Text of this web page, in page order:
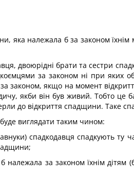
яка належала б за законом їхнім
двоюрідні брати та сестри
за законом ні при яких
законом, якщо на момент
якби він був живий. Тобто
до відкриття спадщини. Таке
виглядати таким чином:
спадкодавця спадкують ту
за законом їхнім дітям